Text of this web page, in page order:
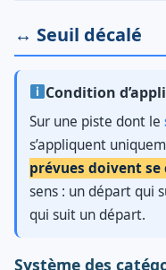
↔️ Seuil décalé
Condition
Sur une piste dont le
s’appliquent
prévues doivent se
sens : un départ qui
qui suit un départ.
Système des